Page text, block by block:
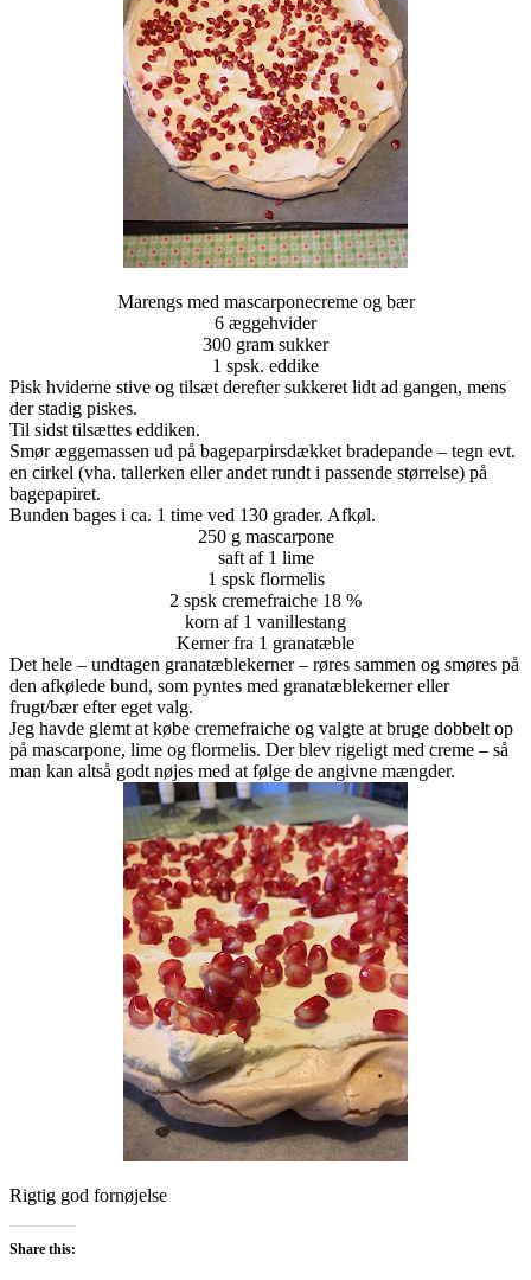
Marengs med mascarponecreme og bær
6 æggehvider
300 gram sukker
1 spsk. eddike
Pisk hviderne stive og tilsæt derefter sukkeret lidt ad gangen, mens
der stadig piskes.
Til sidst tilsættes eddiken.
Smør æggemassen ud på bageparpirsdækket bradepande – tegn evt.
en cirkel (vha. tallerken eller andet rundt i passende størrelse) på
bagepapiret.
Bunden bages i ca. 1 time ved 130 grader. Afkøl.
250 g mascarpone
saft af 1 lime
1 spsk flormelis
2 spsk cremefraiche 18 %
korn af 1 vanillestang
Kerner fra 1 granatæble
Det hele – undtagen granatæblekerner – røres sammen og smøres på
den afkølede bund, som pyntes med granatæblekerner eller
frugt/bær efter eget valg.
Jeg havde glemt at købe cremefraiche og valgte at bruge dobbelt op
på mascarpone, lime og flormelis. Der blev rigeligt med creme – så
man kan altså godt nøjes med at følge de angivne mængder.
Rigtig god fornøjelse
Share this: